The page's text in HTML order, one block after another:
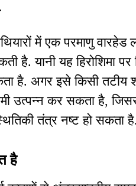
में एक परमाणु वारहेड
है. यानी यह हिरोशिमा
है. अगर इसे किसी तटीय
उत्पन्न कर सकता है,
तंत्र नष्ट हो सकता है.
है